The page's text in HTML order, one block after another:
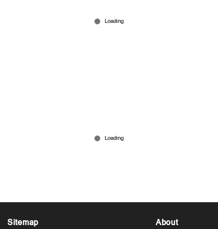
ഓണത്തിന് വിലക്കയറ്റമുണ്ടാകില്ല; വിപണിയില്‍
ഇടപെടും; കിറ്റും റെഡി; മുഖ്യമന്ത്രി
Sitemap About